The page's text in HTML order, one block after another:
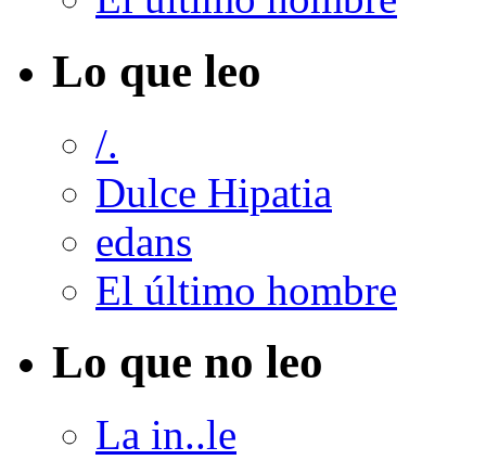
Lo que leo
/.
Dulce Hipatia
edans
El último hombre
Lo que no leo
La in..le